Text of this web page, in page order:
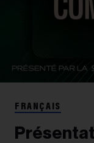
FRANÇAIS